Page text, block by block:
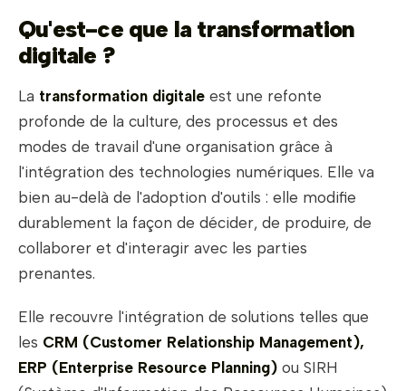
Qu'est-ce que la transformation
digitale ?
La transformation digitale est une refonte
profonde de la culture, des processus et des
modes de travail d'une organisation grâce à
l'intégration des technologies numériques. Elle va
bien au-delà de l'adoption d'outils : elle modifie
durablement la façon de décider, de produire, de
collaborer et d'interagir avec les parties
prenantes.
Elle recouvre l'intégration de solutions telles que
les CRM (Customer Relationship Management),
ERP (Enterprise Resource Planning) ou SIRH